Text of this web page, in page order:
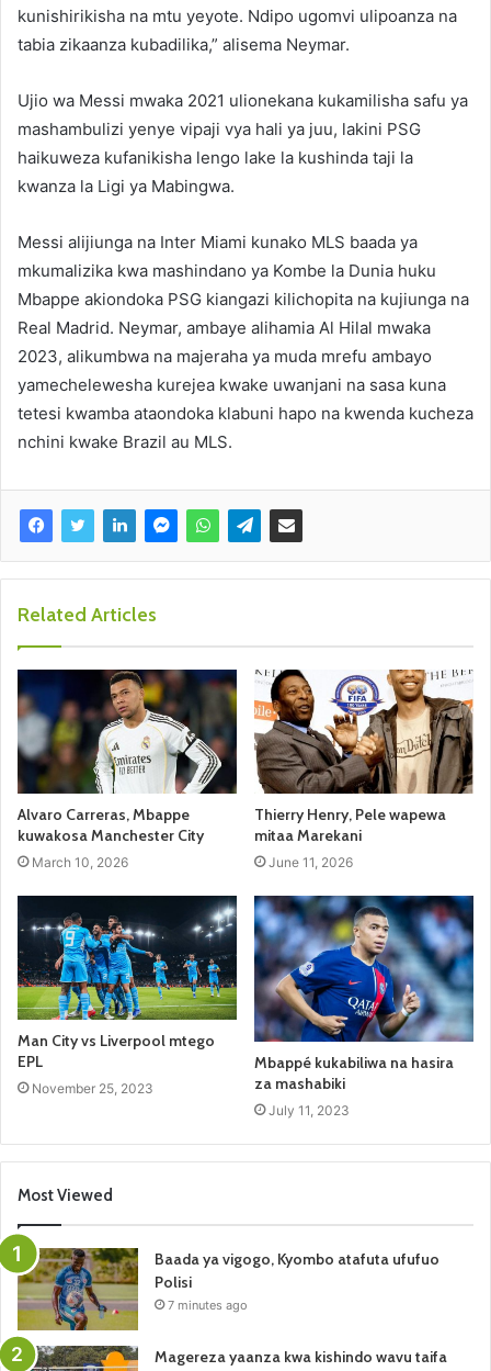
kunishirikisha na mtu yeyote. Ndipo ugomvi ulipoanza na
tabia zikaanza kubadilika,” alisema Neymar.
Ujio wa Messi mwaka 2021 ulionekana kukamilisha safu ya
mashambulizi yenye vipaji vya hali ya juu, lakini PSG
haikuweza kufanikisha lengo lake la kushinda taji la
kwanza la Ligi ya Mabingwa.
Messi alijiunga na Inter Miami kunako MLS baada ya
mkumalizika kwa mashindano ya Kombe la Dunia huku
Mbappe akiondoka PSG kiangazi kilichopita na kujiunga na
Real Madrid. Neymar, ambaye alihamia Al Hilal mwaka
2023, alikumbwa na majeraha ya muda mrefu ambayo
yamechelewesha kurejea kwake uwanjani na sasa kuna
tetesi kwamba ataondoka klabuni hapo na kwenda kucheza
nchini kwake Brazil au MLS.
Related Articles
Alvaro Carreras, Mbappe
kuwakosa Manchester City
March 10, 2026
Thierry Henry, Pele wapewa
mitaa Marekani
June 11, 2026
Man City vs Liverpool mtego
EPL
November 25, 2023
Mbappé kukabiliwa na hasira
za mashabiki
July 11, 2023
Most Viewed
Baada ya vigogo, Kyombo atafuta ufufuo
Polisi
7 minutes ago
Magereza yaanza kwa kishindo wavu taifa